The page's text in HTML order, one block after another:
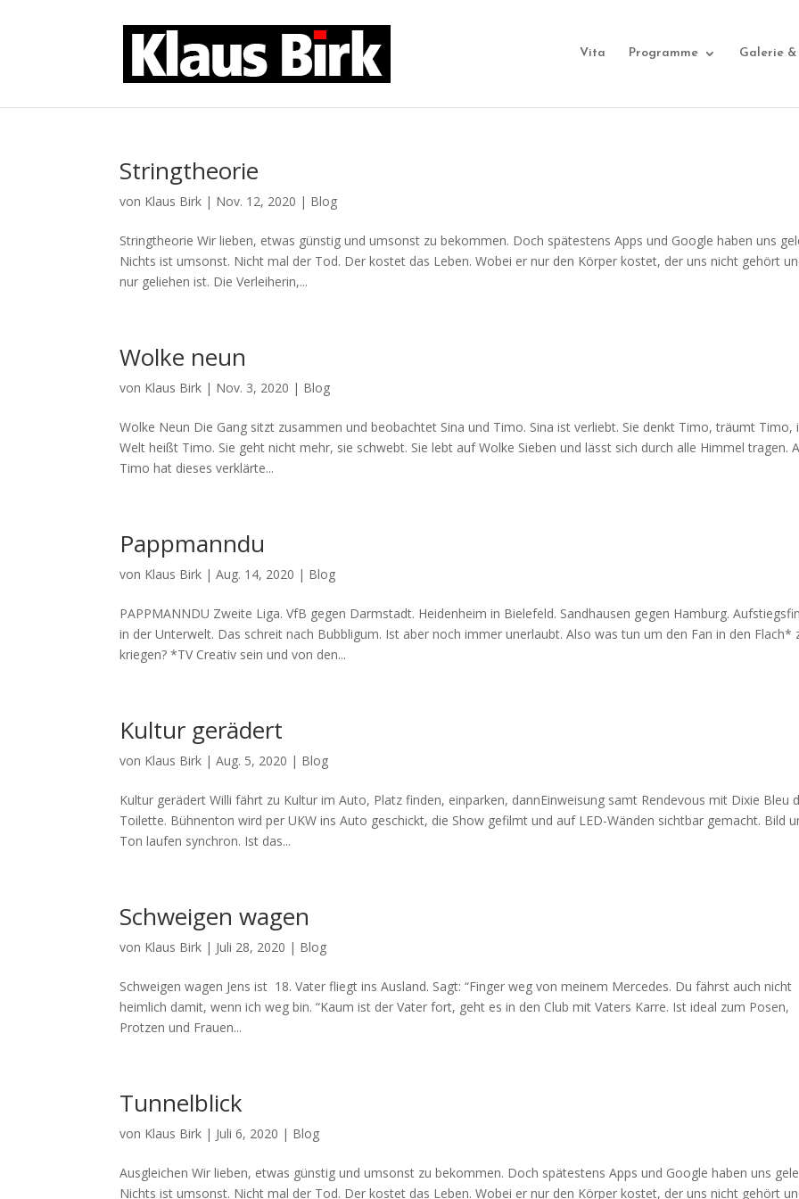
Vita Programme Galerie &
Stringtheorie
von Klaus Birk | Nov. 12, 2020 | Blog
Stringtheorie Wir lieben, etwas günstig und umsonst zu bekommen. Doch spätestens Apps und Google haben uns
Nichts ist umsonst. Nicht mal der Tod. Der kostet das Leben. Wobei er nur den Körper kostet, der uns nicht gehört
nur geliehen ist. Die Verleiherin,...
Wolke neun
von Klaus Birk | Nov. 3, 2020 | Blog
Wolke Neun Die Gang sitzt zusammen und beobachtet Sina und Timo. Sina ist verliebt. Sie denkt Timo, träumt Timo,
Welt heißt Timo. Sie geht nicht mehr, sie schwebt. Sie lebt auf Wolke Sieben und lässt sich durch alle Himmel tragen.
Timo hat dieses verklärte...
Pappmanndu
von Klaus Birk |Aug. 14, 2020 | Blog
PAPPMANNDU Zweite Liga. VfB gegen Darmstadt. Heidenheim in Bielefeld. Sandhausen gegen Hamburg.
in der Unterwelt. Das schreit nach Bubbligum. Ist aber noch immer unerlaubt. Also was tun um den Fan in den Flach*
kriegen? *TV Creativ sein und von den...
Kultur gerädert
von Klaus Birk |Aug. 5, 2020 | Blog
Kultur gerädert Willi fährt zu Kultur im Auto, Platz finden, einparken, dannEinweisung samt Rendevous mit Dixie Bleu
Toilette. Bühnenton wird per UKW ins Auto geschickt, die Show gefilmt und auf LED-Wänden sichtbar gemacht. Bild
Ton laufen synchron. Ist das...
Schweigen wagen
von Klaus Birk | Juli 28, 2020 | Blog
Schweigen wagen Jens ist 18. Vater fliegt ins Ausland. Sagt: “Finger weg von meinem Mercedes. Du fährst auch nicht
heimlich damit, wenn ich weg bin. “Kaum ist der Vater fort, geht es in den Club mit Vaters Karre. Ist ideal zum Posen,
Protzen und Frauen...
Tunnelblick
von Klaus Birk | Juli 6, 2020 | Blog
Ausgleichen Wir lieben, etwas günstig und umsonst zu bekommen. Doch spätestens Apps und Google haben uns
Nichts ist umsonst. Nicht mal der Tod. Der kostet das Leben. Wobei er nur den Körper kostet, der uns nicht gehört